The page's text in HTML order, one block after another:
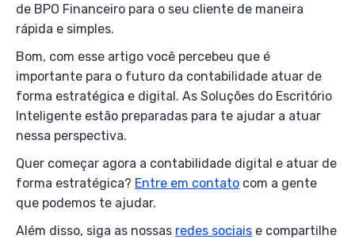
de BPO Financeiro para o seu cliente de maneira
rápida e simples.
Bom, com esse artigo você percebeu que é
importante para o futuro da contabilidade atuar de
forma estratégica e digital. As Soluções do Escritório
Inteligente estão preparadas para te ajudar a atuar
nessa perspectiva.
Quer começar agora a contabilidade digital e atuar de
forma estratégica? Entre em contato com a gente
que podemos te ajudar.
Além disso, siga as nossas redes sociais e compartilhe